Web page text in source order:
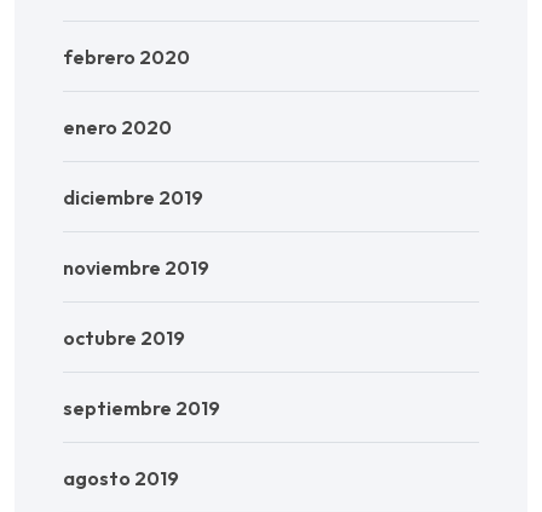
febrero 2020
enero 2020
diciembre 2019
noviembre 2019
octubre 2019
septiembre 2019
agosto 2019